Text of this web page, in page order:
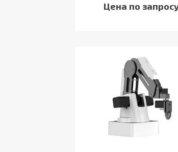
Цена по